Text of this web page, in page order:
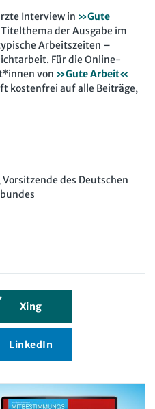
Interview in »Gute
der Ausgabe im
Arbeitszeiten –
Für die Online-
von »Gute Arbeit«
kostenfrei auf alle Beiträge,
Vorsitzende des Deutschen
Xing
LinkedIn